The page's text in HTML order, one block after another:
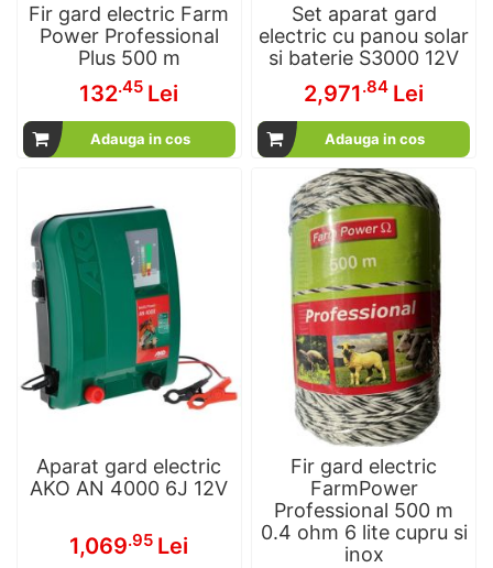
Fir gard electric Farm
Power Professional
Plus 500 m
132.45 Lei
Adauga in cos
Set aparat gard
electric cu panou solar
si baterie S3000 12V
2,971.84 Lei
Adauga in cos
Aparat gard electric
AKO AN 4000 6J 12V
1,069.95 Lei
Fir gard electric
FarmPower
Professional 500 m
0.4 ohm 6 lite cupru si
inox